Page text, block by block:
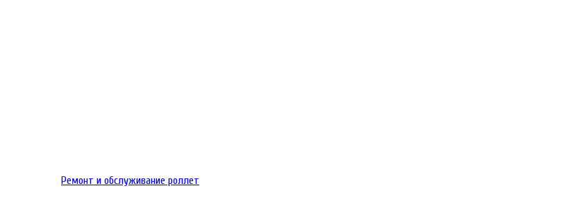
Ремонт и обслуживание роллет